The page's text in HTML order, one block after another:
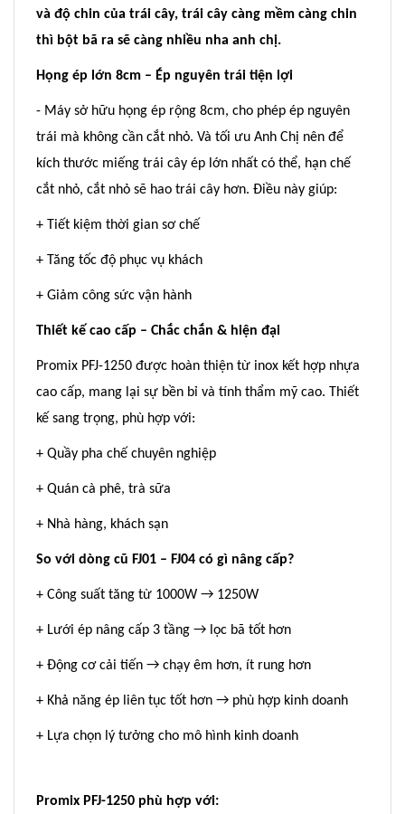
và độ chin của trái cây, trái cây càng mềm càng chin
thì bột bã ra sẽ càng nhiều nha anh chị.
Họng ép lớn 8cm – Ép nguyên trái tiện lợi
- Máy sở hữu họng ép rộng 8cm, cho phép ép nguyên
trái mà không cần cắt nhỏ. Và tối ưu Anh Chị nên để
kích thước miếng trái cây ép lớn nhất có thể, hạn chế
cắt nhỏ, cắt nhỏ sẽ hao trái cây hơn. Điều này giúp:
+ Tiết kiệm thời gian sơ chế
+ Tăng tốc độ phục vụ khách
+ Giảm công sức vận hành
Thiết kế cao cấp – Chắc chắn & hiện đại
Promix PFJ-1250 được hoàn thiện từ inox kết hợp nhựa
cao cấp, mang lại sự bền bỉ và tính thẩm mỹ cao. Thiết
kế sang trọng, phù hợp với:
+ Quầy pha chế chuyên nghiệp
+ Quán cà phê, trà sữa
+ Nhà hàng, khách sạn
So với dòng cũ FJ01 – FJ04 có gì nâng cấp?
+ Công suất tăng từ 1000W → 1250W
+ Lưới ép nâng cấp 3 tầng → lọc bã tốt hơn
+ Động cơ cải tiến → chạy êm hơn, ít rung hơn
+ Khả năng ép liên tục tốt hơn → phù hợp kinh doanh
+ Lựa chọn lý tưởng cho mô hình kinh doanh
Promix PFJ-1250 phù hợp với: